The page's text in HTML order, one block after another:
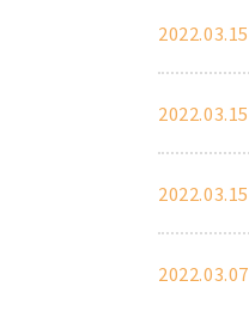
2022.03.15
2022.03.15
2022.03.15
2022.03.07